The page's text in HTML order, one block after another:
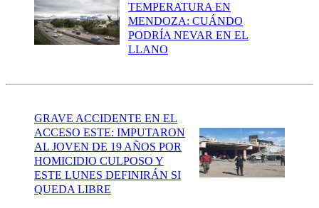
TEMPERATURA EN
MENDOZA: CUÁNDO
PODRÍA NEVAR EN EL
LLANO
GRAVE ACCIDENTE EN EL
ACCESO ESTE: IMPUTARON
AL JOVEN DE 19 AÑOS POR
HOMICIDIO CULPOSO Y
ESTE LUNES DEFINIRÁN SI
QUEDA LIBRE